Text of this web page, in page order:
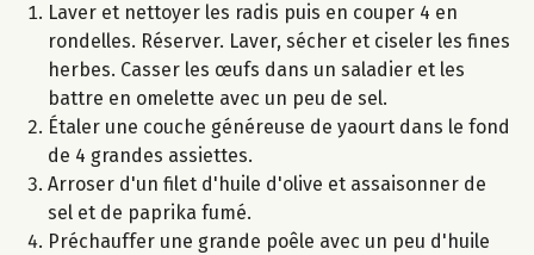
Laver et nettoyer les radis puis en couper 4 en
rondelles. Réserver. Laver, sécher et ciseler les fines
herbes. Casser les œufs dans un saladier et les
battre en omelette avec un peu de sel.
Étaler une couche généreuse de yaourt dans le fond
de 4 grandes assiettes.
Arroser d'un filet d'huile d'olive et assaisonner de
sel et de paprika fumé.
Préchauffer une grande poêle avec un peu d'huile